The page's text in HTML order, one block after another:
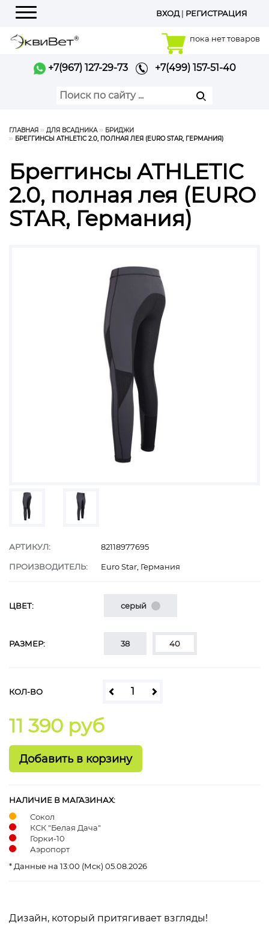
Меню
ВХОД| РЕГИСТРАЦИЯ
пока нет товаров
+7(967) 127-29-73 +7(499) 157-51-40
ГЛАВНАЯ ДЛЯ ВСАДНИКА
БРИДЖИ
БРЕГГИНСЫ ATHLETIC 2.0, ПОЛНАЯ ЛЕЯ (EURO STAR, ГЕРМАНИЯ)
Бреггинсы ATHLETIC
2.0, полная лея (EURO
STAR, Германия)
АРТИКУЛ: 82118977695
ПРОИЗВОДИТЕЛЬ: Euro Star, Германия
ЦВЕТ: серый
РАЗМЕР: 38 40
КОЛ-ВО
11 390 руб
НАЛИЧИЕ В МАГАЗИНАХ:
Сокол
КСК "Белая Дача"
Горки-10
Аэропорт
* Данные на 13:00 (Мск) 05.08.2026
Дизайн, который притягивает взгляды!